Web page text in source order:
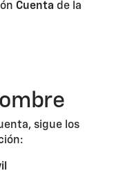
Cuenta de la
sigue los